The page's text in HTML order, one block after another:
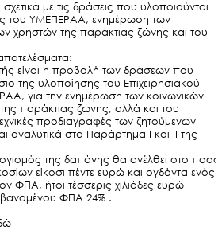
Άξονες
δράσης
Μ.Δ.Π.Π. Έργα Εισιτήρια
με τις δράσεις που υλοποιούνται
του ΥΜΕΠΕΡΑΑ, ενημέρωση των
χρηστών της παράκτιας ζώνης και του
είναι η προβολή των δράσεων που
της υλοποίησης του Επιχειρησιακού
για την ενημέρωση των κοινωνικών
παράκτιας ζώνης, αλλά και του
προδιαγραφές των ζητούμενων
αναλυτικά στα Παράρτημα Ι και ΙΙ της
της δαπάνης θα ανέλθει στο ποσό
είκοσι πέντε ευρώ και ογδόντα ενός
ΦΠΑ, ήτοι τέσσερις χιλιάδες ευρώ
ΦΠΑ 24% .